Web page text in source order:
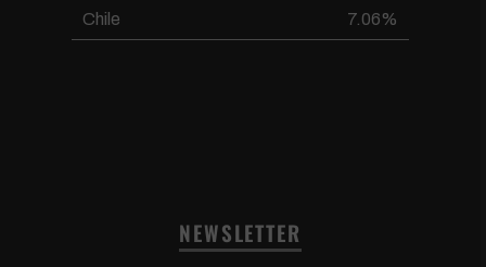
Chile 7.06%
NEWSLETTER